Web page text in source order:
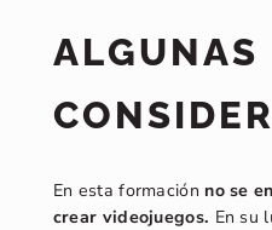
ALGUNAS
En esta formación no se
crear videojuegos. En su